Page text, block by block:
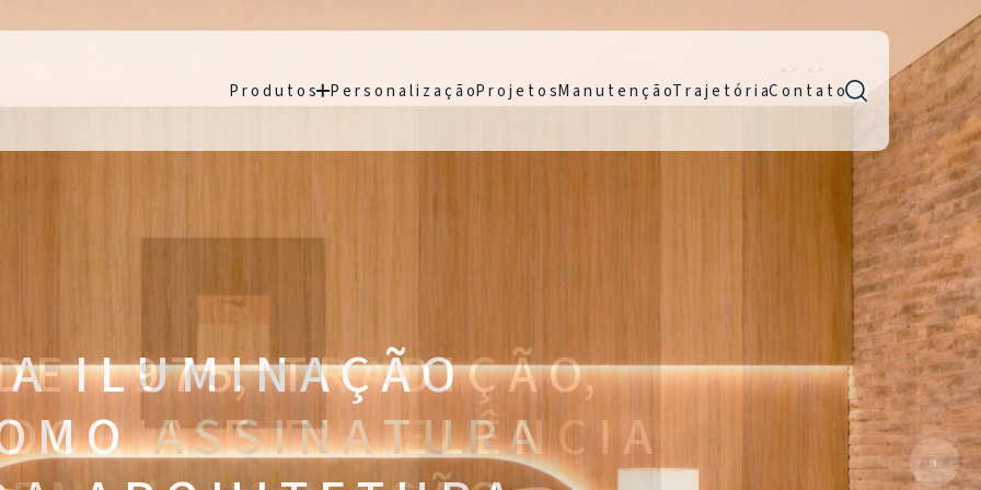
P r o d u t o s P e r s o n a l i z a ç ã oP r o j e t o sM a n u t e n ç ã oT r a j e t ó r i aC o n t a t o
A I L U M I N A Ç Ã O
M OA S S I N A T U R A
›